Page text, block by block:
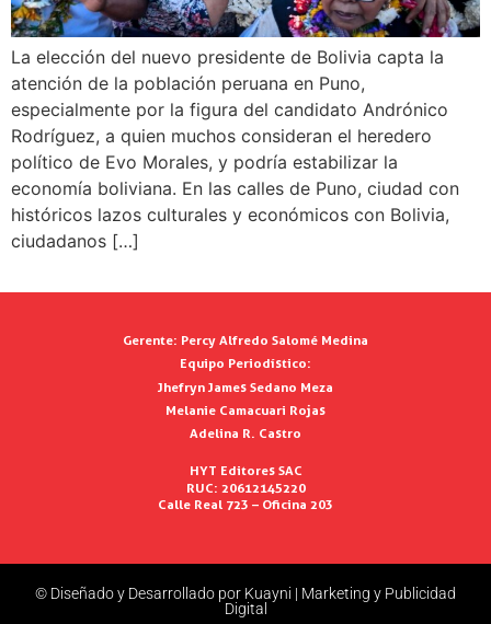
La elección del nuevo presidente de Bolivia capta la
atención de la población peruana en Puno,
especialmente por la figura del candidato Andrónico
Rodríguez, a quien muchos consideran el heredero
político de Evo Morales, y podría estabilizar la
economía boliviana. En las calles de Puno, ciudad con
históricos lazos culturales y económicos con Bolivia,
ciudadanos […]
Gerente: Percy Alfredo Salomé Medina
Equipo Periodístico:
Jhefryn James Sedano Meza
Melanie Camacuari Rojas
Adelina R. Castro
HYT Editores SAC
RUC: 20612145220
Calle Real 723 – Oficina 203
© Diseñado y Desarrollado por Kuayni | Marketing y Publicidad
Digital